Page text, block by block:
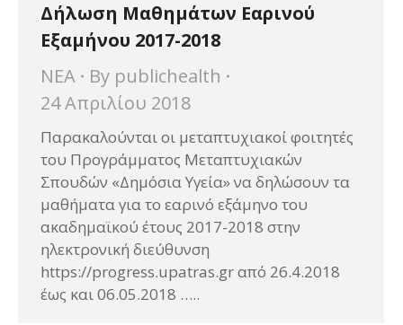
Δήλωση Μαθημάτων Εαρινού
Εξαμήνου 2017-2018
ΝΕΑ
By publichealth
24 Απριλίου 2018
Παρακαλούνται οι μεταπτυχιακοί φοιτητές
του Προγράμματος Μεταπτυχιακών
Σπουδών «Δημόσια Υγεία» να δηλώσουν τα
μαθήματα για το εαρινό εξάμηνο του
ακαδημαϊκού έτους 2017-2018 στην
ηλεκτρονική διεύθυνση
https://progress.upatras.gr από 26.4.2018
έως και 06.05.2018 …..